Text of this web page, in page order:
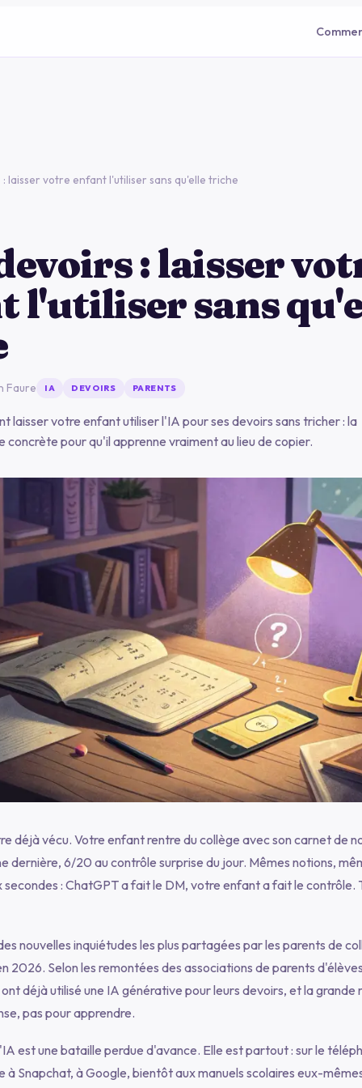
: laisser votre enfant l'utiliser sans qu'elle triche
: laisser
l'utiliser sans
Faure IA DEVOIRS PARENTS
laisser votre enfant utiliser l'IA pour ses devoirs sans tricher : la
concrète pour qu'il apprenne vraiment au lieu de copier.
déjà vécu. Votre enfant rentre du collège avec son carnet de
dernière, 6/20 au contrôle surprise du jour. Mêmes notions,
: ChatGPT a fait le DM, votre enfant a fait le contrôle.
nouvelles inquiétudes les plus partagées par les parents de
2026. Selon les remontées des associations de parents
déjà utilisé une IA générative pour leurs devoirs, et la
pas pour apprendre.
est une bataille perdue d'avance. Elle est partout : sur le
à Snapchat, à Google, bientôt aux manuels scolaires eux-